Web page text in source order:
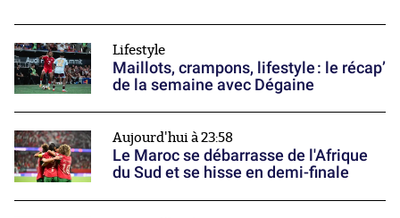
Lifestyle
Maillots, crampons, lifestyle : le récap’
de la semaine avec Dégaine
Aujourd'hui à 23:58
Le Maroc se débarrasse de l'Afrique
du Sud et se hisse en demi-finale